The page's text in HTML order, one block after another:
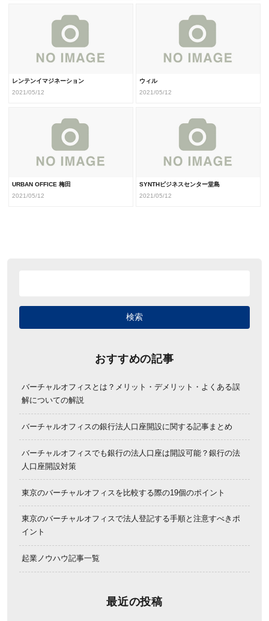
レンテンイマジネーション
2021/05/12
ウィル
2021/05/12
URBAN OFFICE 梅田
2021/05/12
SYNTHビジネスセンター堂島
2021/05/12
おすすめの記事
バーチャルオフィスとは？メリット・デメリット・よくある誤
解についての解説
バーチャルオフィスの銀行法人口座開設に関する記事まとめ
バーチャルオフィスでも銀行の法人口座は開設可能？銀行の法
人口座開設対策
東京のバーチャルオフィスを比較する際の19個のポイント
東京のバーチャルオフィスで法人登記する手順と注意すべきポ
イント
起業ノウハウ記事一覧
最近の投稿